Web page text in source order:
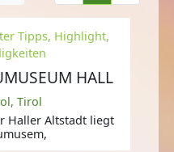
Tipps, Highlight,
HALL
Tirol
Haller Altstadt liegt